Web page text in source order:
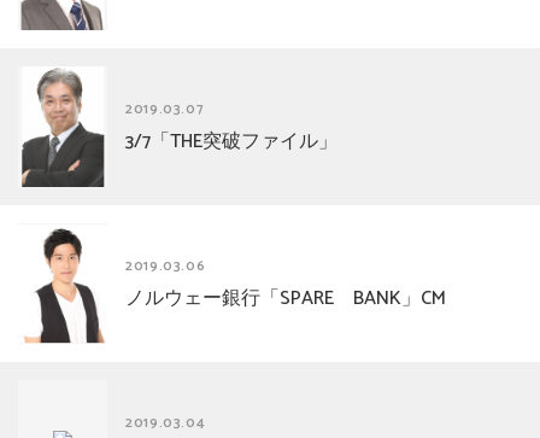
2019.03.07
3/7「THE突破ファイル」
2019.03.06
ノルウェー銀行「SPARE BANK」CM
2019.03.04